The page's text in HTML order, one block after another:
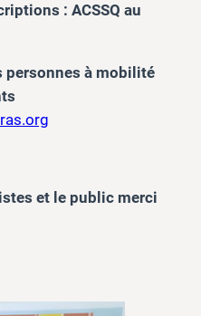
: ACSSQ au
personnes à mobilité
et le public merci